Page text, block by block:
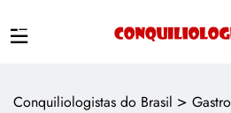
Conquiliologistas do Brasil >